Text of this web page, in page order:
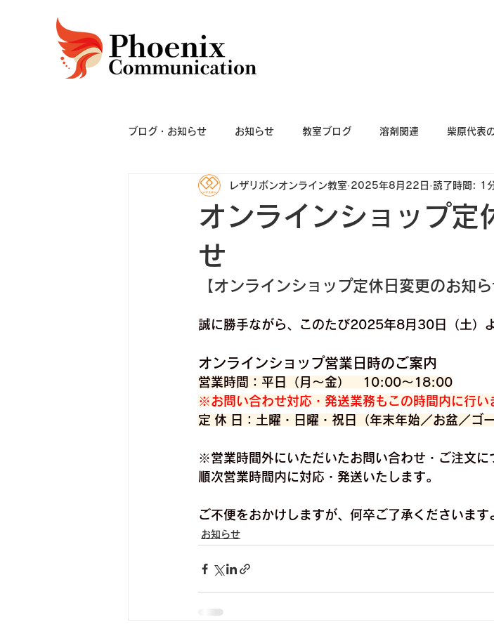
ブログ・お知らせ お知らせ 教室ブログ 溶剤関連 柴原代表
オンラインショップ定
せ
レザリボンオンライン教室 2025年8月22日 読了時間: 1
【オンラインショップ定休日変更のお知ら
誠に勝手ながら、このたび2025年8月30日（土）
オンラインショップ営業日時のご案内
営業時間：平日（月～金）　10:00～18:00
※お問い合わせ対応・発送業務もこの時間内に行い
定 休 日：土曜・日曜・祝日（年末年始／お盆／ゴ
※営業時間外にいただいたお問い合わせ・ご注文に
順次営業時間内に対応・発送いたします。
ご不便をおかけしますが、何卒ご了承くださいます
お知らせ